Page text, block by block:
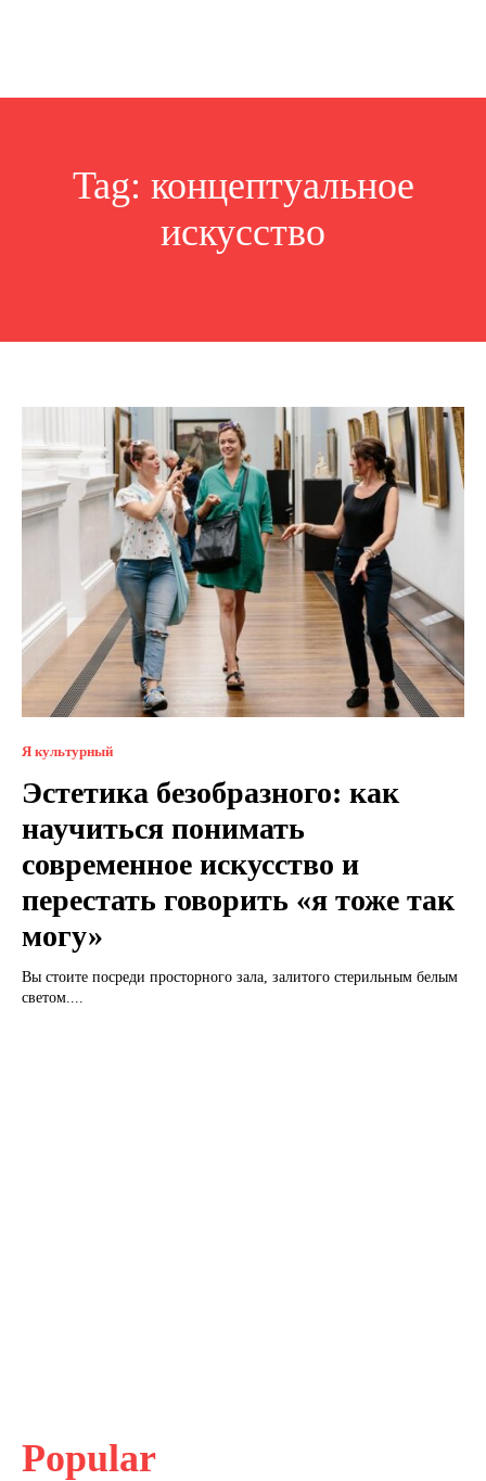
Tag: концептуальное
искусство
Я культурный
Эстетика безобразного: как
научиться понимать
современное искусство и
перестать говорить «я тоже так
могу»
Вы стоите посреди просторного зала, залитого стерильным белым
светом....
Popular